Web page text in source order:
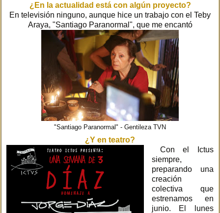
¿En la actualidad está con algún proyecto?
En televisión ninguno, aunque hice un trabajo con el Teby
Araya, "Santiago Paranormal", que me encantó
"Santiago Paranormal" - Gentileza TVN
¿Y en teatro?
Con el Ictus
siempre,
preparando una
creación
colectiva que
estrenamos en
junio. El lunes